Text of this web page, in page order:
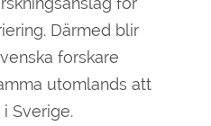
Därmed blir
forskare
utomlands att
Sverige.